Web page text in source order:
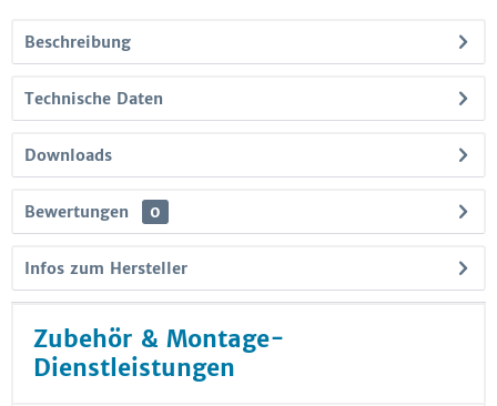
Beschreibung
Technische Daten
Downloads
Bewertungen 0
Infos zum Hersteller
Zubehör & Montage-
Dienstleistungen